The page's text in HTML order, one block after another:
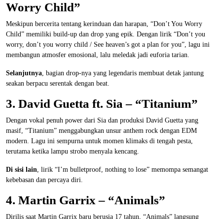
Worry Child”
Meskipun bercerita tentang kerinduan dan harapan, “Don’t You Worry
Child” memiliki build-up dan drop yang epik. Dengan lirik “Don’t you
worry, don’t you worry child / See heaven’s got a plan for you”, lagu ini
membangun atmosfer emosional, lalu meledak jadi euforia tarian.
Selanjutnya, bagian drop-nya yang legendaris membuat detak jantung
seakan berpacu serentak dengan beat.
3. David Guetta ft. Sia – “Titanium”
Dengan vokal penuh power dari Sia dan produksi David Guetta yang
masif, “Titanium” menggabungkan unsur anthem rock dengan EDM
modern. Lagu ini sempurna untuk momen klimaks di tengah pesta,
terutama ketika lampu strobo menyala kencang.
Di sisi lain, lirik “I’m bulletproof, nothing to lose” memompa semangat
kebebasan dan percaya diri.
4. Martin Garrix – “Animals”
Dirilis saat Martin Garrix baru berusia 17 tahun, “Animals” langsung